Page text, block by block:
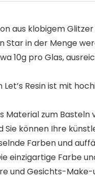
aus klobigem
Star in der Menge
10g pro Glas,
Resin ist mit
Material zum
können Ihre
Farben und
einzigartige Farbe
und Gesichts-